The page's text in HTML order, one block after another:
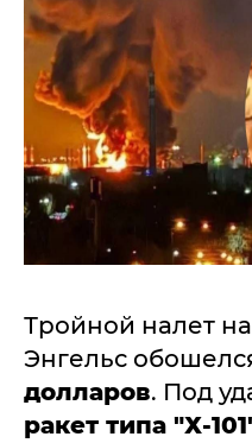
Тройной налет
Энгельс
долларов. Под
ракет типа "Х-